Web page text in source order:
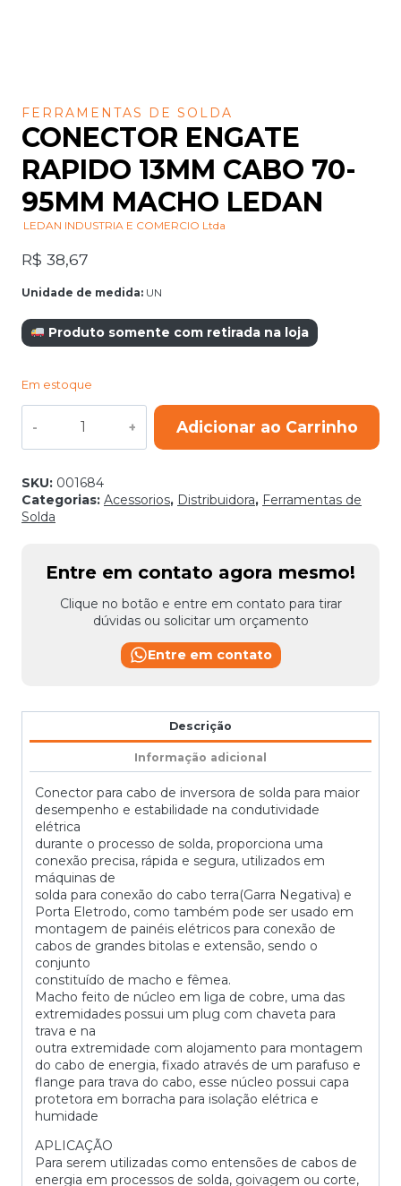
FERRAMENTAS DE SOLDA
CONECTOR ENGATE
RAPIDO 13MM CABO 70-
95MM MACHO LEDAN
LEDAN INDUSTRIA E COMERCIO Ltda
R$ 38,67
Unidade de medida: UN
Produto somente com retirada na loja
Em estoque
ENGATE
RAPIDO
CABO
70-
95MM
quantidade
Adicionar ao Carrinho
SKU: 001684
Categorias: Acessorios, Distribuidora, Ferramentas de
Solda
Entre em contato agora mesmo!
Clique no botão e entre em contato para tirar
dúvidas ou solicitar um orçamento
Entre em contato
Descrição
Informação adicional
Conector para cabo de inversora de solda para maior
desempenho e estabilidade na condutividade
elétrica
durante o processo de solda, proporciona uma
conexão precisa, rápida e segura, utilizados em
máquinas de
solda para conexão do cabo terra(Garra Negativa) e
Porta Eletrodo, como também pode ser usado em
montagem de painéis elétricos para conexão de
cabos de grandes bitolas e extensão, sendo o
conjunto
constituído de macho e fêmea.
Macho feito de núcleo em liga de cobre, uma das
extremidades possui um plug com chaveta para
trava e na
outra extremidade com alojamento para montagem
do cabo de energia, fixado através de um parafuso e
flange para trava do cabo, esse núcleo possui capa
protetora em borracha para isolação elétrica e
humidade
APLICAÇÃO
Para serem utilizadas como entensões de cabos de
energia em processos de solda, goivagem ou corte,